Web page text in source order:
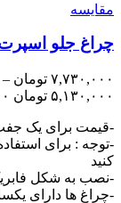
مقایسه
چراغ جلو اسپرت پراید
۷,۷۳۰,۰۰۰ تومان –
۵,۱۳۰,۰۰۰ تومان through ۷,۷۳۰,۰۰۰ تومان
-قیمت برای یک
-توجه : برای
کنید
-نصب به شکل
-چراغ ها دارای